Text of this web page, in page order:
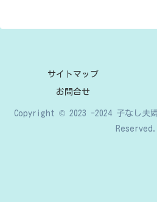
サイトマップ
お問合せ
Copyright © 2023 -2024 子なし夫
Reserved.